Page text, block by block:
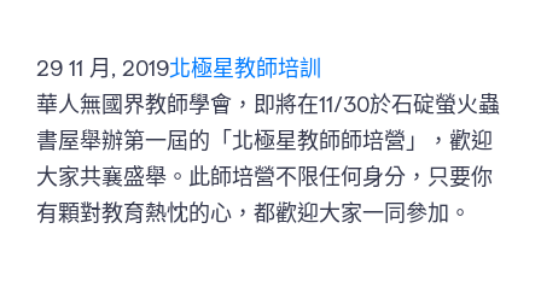
29 11 月, 2019北極星教師培訓
華人無國界教師學會，即將在11/30於石碇螢火蟲
書屋舉辦第一屆的「北極星教師師培營」，歡迎
大家共襄盛舉。此師培營不限任何身分，只要你
有顆對教育熱忱的心，都歡迎大家一同參加。